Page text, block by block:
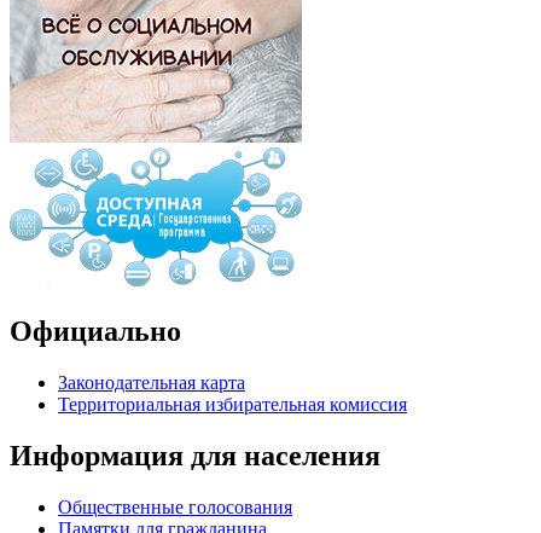
Официально
Законодательная карта
Территориальная избирательная комиссия
Информация для населения
Общественные голосования
Памятки для гражданина